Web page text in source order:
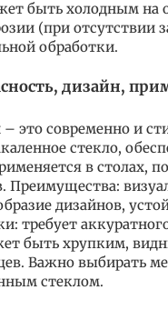
быть холодным на
(при отсутствии
обработки.
дизайн,
это современно и
стекло,
в столах,
Преимущества:
дизайнов,
требует
быть хрупким,
Важно выбирать
стеклом.